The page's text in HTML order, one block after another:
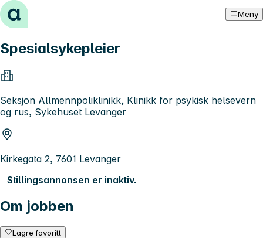
Hopp til innhold Meny
Spesialsykepleier
Seksjon Allmennpoliklinikk, Klinikk for psykisk helsevern
og rus, Sykehuset Levanger
Kirkegata 2, 7601 Levanger
Stillingsannonsen er inaktiv.
Om jobben
Lagre favoritt